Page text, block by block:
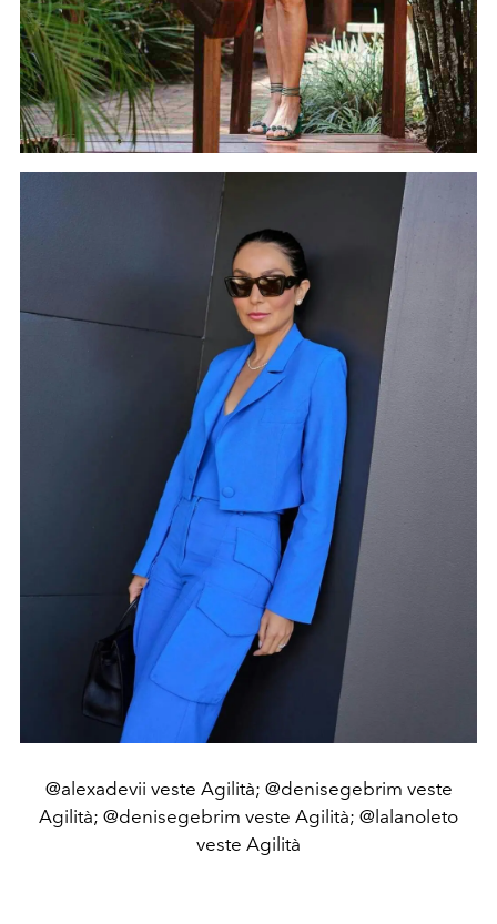
@alexadevii veste Agilità; @denisegebrim veste
Agilità; @denisegebrim veste Agilità; @lalanoleto
veste Agilità